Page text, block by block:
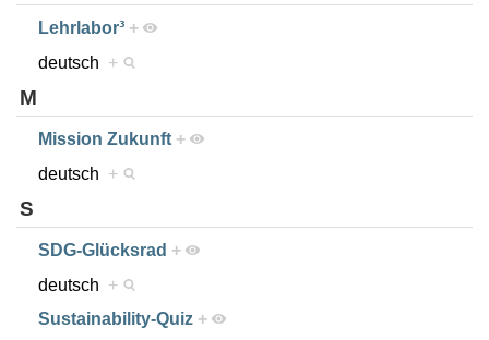
Lehrlabor³ +
deutsch +
M
Mission Zukunft +
deutsch +
S
SDG-Glücksrad +
deutsch +
Sustainability-Quiz +